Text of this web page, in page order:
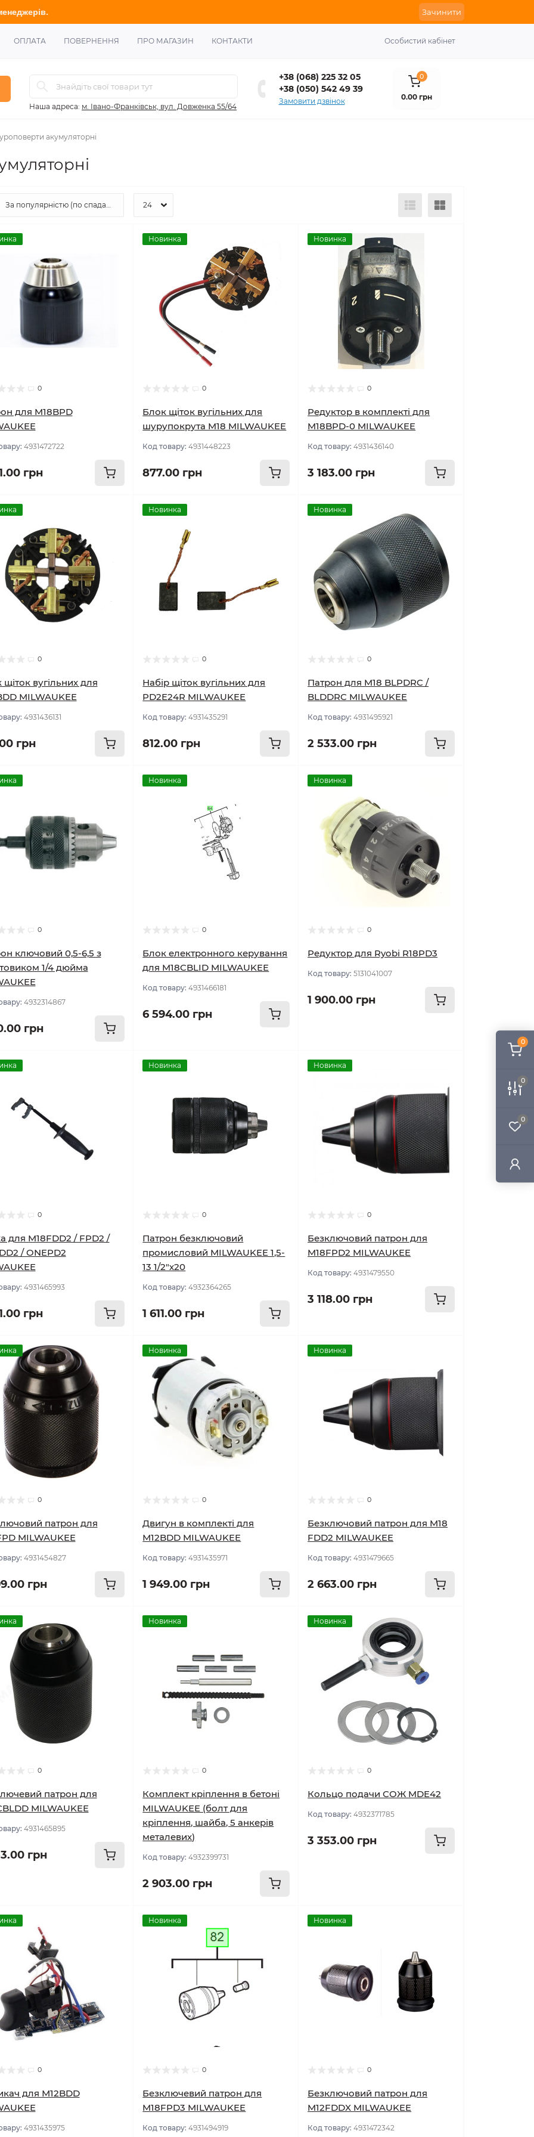
0
0
0
Зачинити
ОПЛАТА ПОВЕРНЕННЯ ПРО МАГАЗИН КОНТАКТИ Особистий кабінет
Наша адреса: м. Івано-Франківськ, вул. Довженка 55/64
+38 (068) 225 32 05
+38 (050) 542 49 39
Замовити дзвінок
0
0.00 грн
акумуляторні
0
для M18BPD
4931472722
грн
Новинка
0
Блок щіток вугільних для
шурупокрута M18 MILWAUKEE
Код товару:4931448223
877.00 грн
Новинка
0
Редуктор в комплекті для
M18BPD-0 MILWAUKEE
Код товару:4931436140
3 183.00 грн
0
щіток вугільних для
MILWAUKEE
4931436131
грн
Новинка
0
Набір щіток вугільних для
PD2E24R MILWAUKEE
Код товару:4931435291
812.00 грн
Новинка
0
Патрон для M18 BLPDRC /
BLDDRC MILWAUKEE
Код товару:4931495921
2 533.00 грн
0
ключовий 0,5-6,5 з
1/4 дюйма
4932314867
грн
Новинка
0
Блок електронного керування
для M18CBLID MILWAUKEE
Код товару:4931466181
6 594.00 грн
Новинка
0
Редуктор для Ryobi R18PD3
Код товару:5131041007
1 900.00 грн
0
для M18FDD2 / FPD2 /
/ ONEPD2
4931465993
грн
Новинка
0
Патрон безключовий
промисловий MILWAUKEE 1,5-
13 1/2"х20
Код товару:4932364265
1 611.00 грн
Новинка
0
Безключовий патрон для
M18FPD2 MILWAUKEE
Код товару:4931479550
3 118.00 грн
0
патрон для
MILWAUKEE
4931454827
грн
Новинка
0
Двигун в комплекті для
М12BDD MILWAUKEE
Код товару:4931435971
1 949.00 грн
Новинка
0
Безключовий патрон для M18
FDD2 MILWAUKEE
Код товару:4931479665
2 663.00 грн
0
патрон для
MILWAUKEE
4931465895
грн
Новинка
0
Комплект кріплення в бетоні
MILWAUKEE (болт для
кріплення, шайба, 5 анкерів
металевих)
Код товару:4932399731
2 903.00 грн
Новинка
0
Кольцо подачи СОЖ MDE42
Код товару:4932371785
3 353.00 грн
0
для М12BDD
4931435975
Новинка
0
Безключевий патрон для
M18FPD3 MILWAUKEE
Код товару:4931494919
Новинка
0
Безключовий патрон для
M12FDDX MILWAUKEE
Код товару:4931472342